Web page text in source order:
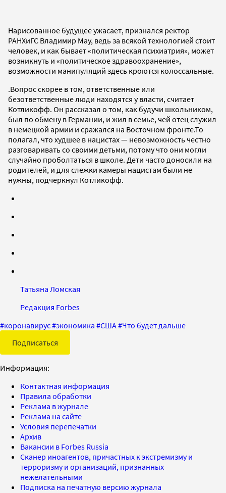
Нарисованное будущее ужасает, признался ректор
РАНХиГС Владимир Мау, ведь за всякой технологией стоит
человек, и как бывает «политическая психиатрия», может
возникнуть и «политическое здравоохранение»,
возможности манипуляций здесь кроются колоссальные.
.Вопрос скорее в том, ответственные или
безответственные люди находятся у власти, считает
Котликофф. Он рассказал о том, как будучи школьником,
был по обмену в Германии, и жил в семье, чей отец служил
в немецкой армии и сражался на Восточном фронте.То
полагал, что худшее в нацистах — невозможность честно
разговаривать со своими детьми, потому что они могли
случайно проболтаться в школе. Дети часто доносили на
родителей, и для слежки камеры нацистам были не
нужны, подчеркнул Котликофф.
Татьяна Ломская
Редакция Forbes
#коронавирус#экономика #США#Что будет дальше
Подписаться
Информация:
Контактная информация
Правила обработки
Реклама в журнале
Реклама на сайте
Условия перепечатки
Архив
Вакансии в Forbes Russia
Сканер иноагентов, причастных к экстремизму и
терроризму и организаций, признанных
нежелательными
Подписка на печатную версию журнала